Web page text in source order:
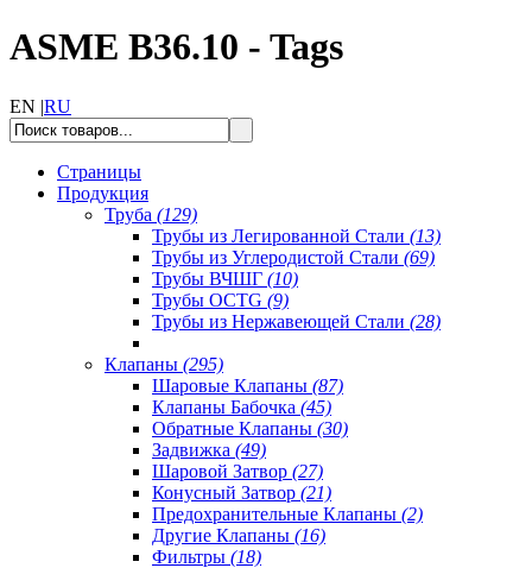
ASME B36.10 - Tags
EN |RU
Страницы
Продукция
Труба (129)
Трубы из Легированной Стали (13)
Трубы из Углеродистой Стали (69)
Трубы ВЧШГ (10)
Трубы OCTG (9)
Трубы из Нержавеющей Стали (28)
Клапаны (295)
Шаровые Клапаны (87)
Клапаны Бабочка (45)
Обратные Клапаны (30)
Задвижка (49)
Шаровой Затвор (27)
Конусный Затвор (21)
Предохранительные Клапаны (2)
Другие Клапаны (16)
Фильтры (18)